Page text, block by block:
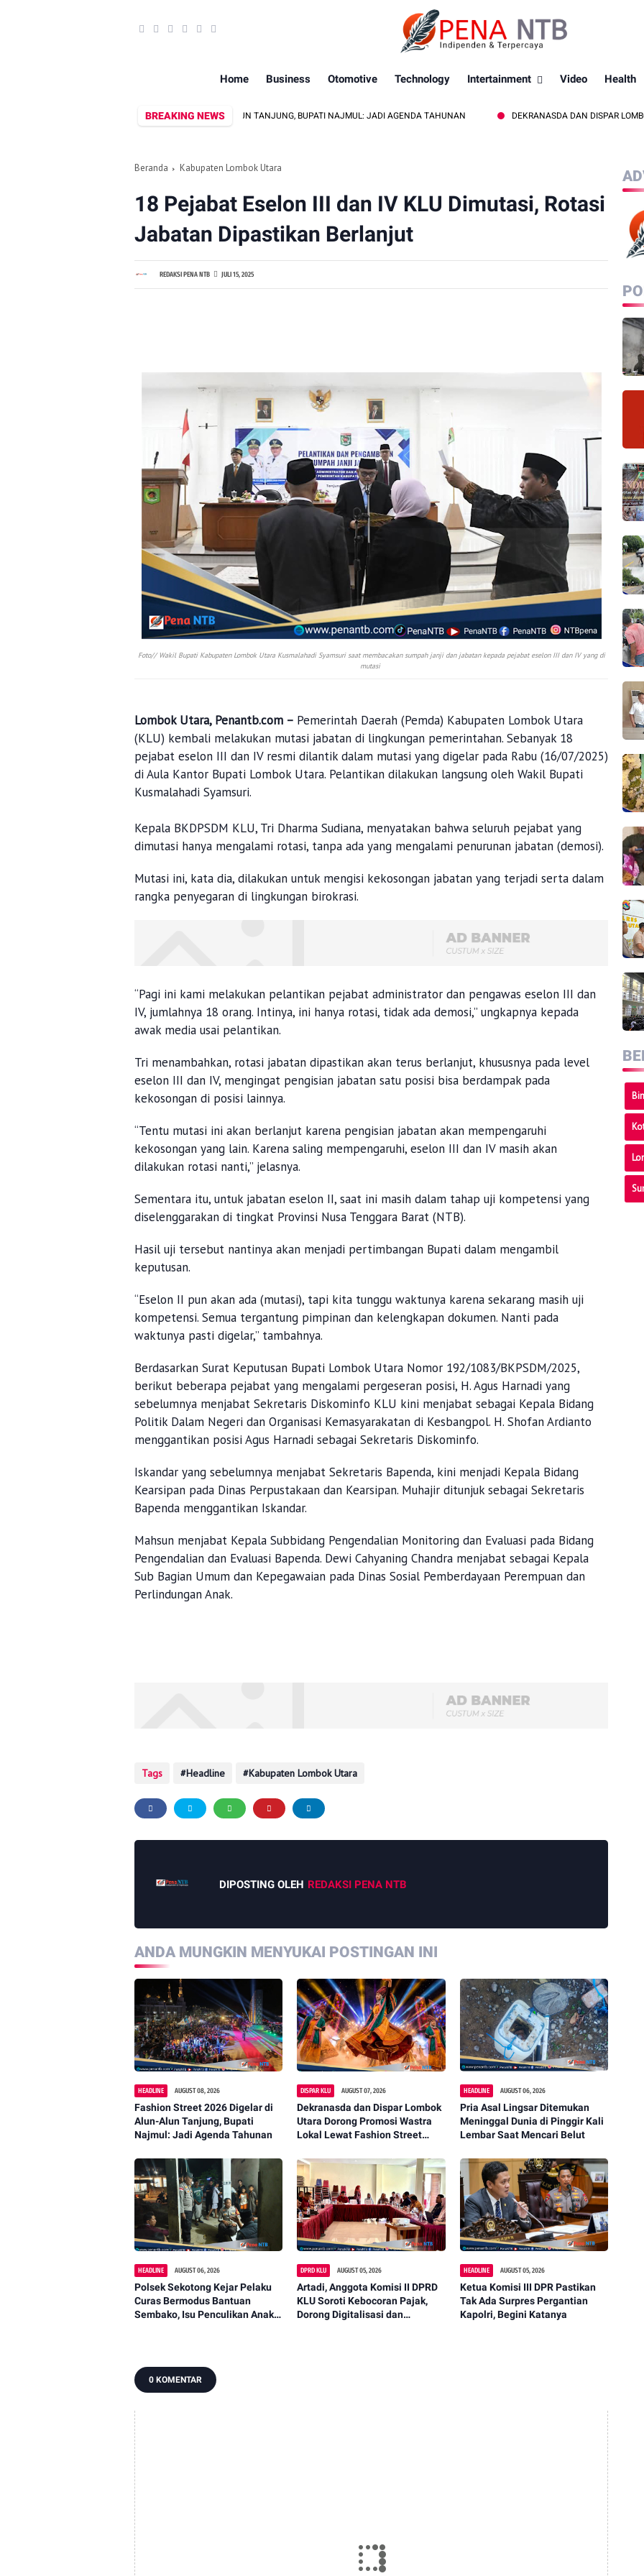
Home Business Otomotive Technology Intertainment Video Health
BREAKING NEWS
FASHION STREET 2026 DIGELAR DI ALUN-ALUN TANJUNG, BUPATI NAJMUL: JADI AGENDA TAHUNAN DEKRANASDA DAN DISPAR LOMBOK UTARA
Beranda Kabupaten Lombok Utara
18 Pejabat Eselon III dan IV KLU Dimutasi, Rotasi
Jabatan Dipastikan Berlanjut
REDAKSI PENA NTB JULI 15, 2025
Foto// Wakil Bupati Kabupaten Lombok Utara Kusmalahadi Syamsuri saat membacakan sumpah janji dan jabatan kepada pejabat eselon III dan IV yang di
mutasi
Lombok Utara, Penantb.com – Pemerintah Daerah (Pemda) Kabupaten Lombok Utara
(KLU) kembali melakukan mutasi jabatan di lingkungan pemerintahan. Sebanyak 18
pejabat eselon III dan IV resmi dilantik dalam mutasi yang digelar pada Rabu (16/07/2025)
di Aula Kantor Bupati Lombok Utara. Pelantikan dilakukan langsung oleh Wakil Bupati
Kusmalahadi Syamsuri.
Kepala BKDPSDM KLU, Tri Dharma Sudiana, menyatakan bahwa seluruh pejabat yang
dimutasi hanya mengalami rotasi, tanpa ada yang mengalami penurunan jabatan (demosi).
Mutasi ini, kata dia, dilakukan untuk mengisi kekosongan jabatan yang terjadi serta dalam
rangka penyegaran di lingkungan birokrasi.
“Pagi ini kami melakukan pelantikan pejabat administrator dan pengawas eselon III dan
IV, jumlahnya 18 orang. Intinya, ini hanya rotasi, tidak ada demosi,” ungkapnya kepada
awak media usai pelantikan.
Tri menambahkan, rotasi jabatan dipastikan akan terus berlanjut, khususnya pada level
eselon III dan IV, mengingat pengisian jabatan satu posisi bisa berdampak pada
kekosongan di posisi lainnya.
“Tentu mutasi ini akan berlanjut karena pengisian jabatan akan mempengaruhi
kekosongan yang lain. Karena saling mempengaruhi, eselon III dan IV masih akan
dilakukan rotasi nanti,” jelasnya.
Sementara itu, untuk jabatan eselon II, saat ini masih dalam tahap uji kompetensi yang
diselenggarakan di tingkat Provinsi Nusa Tenggara Barat (NTB).
Hasil uji tersebut nantinya akan menjadi pertimbangan Bupati dalam mengambil
keputusan.
“Eselon II pun akan ada (mutasi), tapi kita tunggu waktunya karena sekarang masih uji
kompetensi. Semua tergantung pimpinan dan kelengkapan dokumen. Nanti pada
waktunya pasti digelar,” tambahnya.
Berdasarkan Surat Keputusan Bupati Lombok Utara Nomor 192/1083/BKPSDM/2025,
berikut beberapa pejabat yang mengalami pergeseran posisi, H. Agus Harnadi yang
sebelumnya menjabat Sekretaris Diskominfo KLU kini menjabat sebagai Kepala Bidang
Politik Dalam Negeri dan Organisasi Kemasyarakatan di Kesbangpol. H. Shofan Ardianto
menggantikan posisi Agus Harnadi sebagai Sekretaris Diskominfo.
Iskandar yang sebelumnya menjabat Sekretaris Bapenda, kini menjadi Kepala Bidang
Kearsipan pada Dinas Perpustakaan dan Kearsipan. Muhajir ditunjuk sebagai Sekretaris
Bapenda menggantikan Iskandar.
Mahsun menjabat Kepala Subbidang Pengendalian Monitoring dan Evaluasi pada Bidang
Pengendalian dan Evaluasi Bapenda. Dewi Cahyaning Chandra menjabat sebagai Kepala
Sub Bagian Umum dan Kepegawaian pada Dinas Sosial Pemberdayaan Perempuan dan
Perlindungan Anak.
Tags Headline Kabupaten Lombok Utara
DIPOSTING OLEH REDAKSI PENA NTB
ANDA MUNGKIN MENYUKAI POSTINGAN INI
HEADLINE AUGUST 08, 2026
Fashion Street 2026 Digelar di
Alun-Alun Tanjung, Bupati
Najmul: Jadi Agenda Tahunan
DISPAR KLU AUGUST 07, 2026
Dekranasda dan Dispar Lombok
Utara Dorong Promosi Wastra
Lokal Lewat Fashion Street
HEADLINE AUGUST 06, 2026
Pria Asal Lingsar Ditemukan
Meninggal Dunia di Pinggir Kali
Lembar Saat Mencari Belut
HEADLINE AUGUST 06, 2026
Polsek Sekotong Kejar Pelaku
Curas Bermodus Bantuan
Sembako, Isu Penculikan Anak
DPRD KLU AUGUST 05, 2026
Artadi, Anggota Komisi II DPRD
KLU Soroti Kebocoran Pajak,
Dorong Digitalisasi dan
HEADLINE AUGUST 05, 2026
Ketua Komisi III DPR Pastikan
Tak Ada Surpres Pergantian
Kapolri, Begini Katanya
0 KOMENTAR